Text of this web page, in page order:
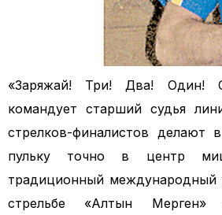
«Заряжай! Три! Два! Один!
командует старший судья
стрелков-финалистов делают
пульку точно в центр
традиционный международный
стрельбе «Алтын Мерген»